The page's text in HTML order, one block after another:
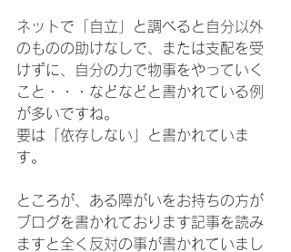
ネットで「自立」と調べると自分以外
のものの助けなしで、または支配を受
けずに、自分の力で物事をやっていく
こと・・・などなどと書かれている例
が多いですね。
要は「依存しない」と書かれていま
す。
ところが、ある障がいをお持ちの方が
ブログを書かれております記事を読み
ますと全く反対の事が書かれていまし